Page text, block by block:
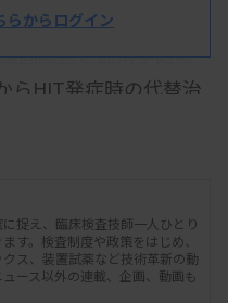
固検査と血清学的検
らHIT発症時の代替治
らからログイン
捉え、臨床検査技師一人ひとり
す。検査制度や政策をはじめ、
ス、装置試薬など技術革新の動
ース以外の連載、企画、動画も